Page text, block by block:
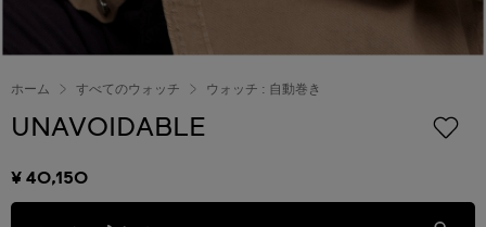
ホーム すべてのウォッチ ウォッチ : 自動巻き
UNAVOIDABLE
¥ 40,150